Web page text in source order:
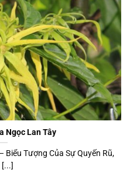
Ngọc Lan Tây
Biểu Tượng Của Sự Quyến Rũ,